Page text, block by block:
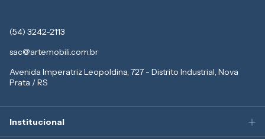
(54) 3242-2113
sac@artemobili.com.br
Avenida Imperatriz Leopoldina, 727 - Distrito Industrial, Nova
Prata / RS
Institucional